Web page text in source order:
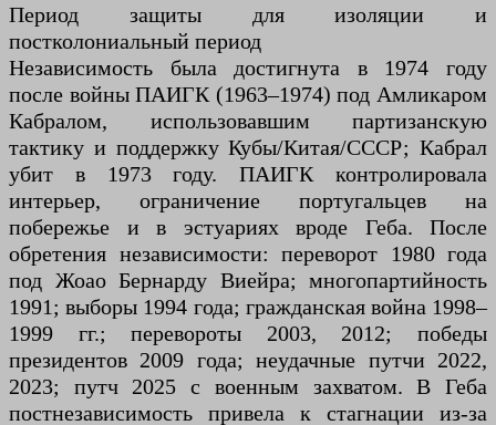
Период защиты для изоляции и
постколониальный период
Независимость была достигнута в 1974 году
после войны ПАИГК (1963–1974) под Амликаром
Кабралом, использовавшим партизанскую
тактику и поддержку Кубы/Китая/СССР; Кабрал
убит в 1973 году. ПАИГК контролировала
интерьер, ограничение португальцев на
побережье и в эстуариях вроде Геба. После
обретения независимости: переворот 1980 года
под Жоао Бернарду Виейра; многопартийность
1991; выборы 1994 года; гражданская война 1998–
1999 гг.; перевороты 2003, 2012; победы
президентов 2009 года; неудачные путчи 2022,
2023; путч 2025 с военным захватом. В Геба
постнезависимость привела к стагнации из-за